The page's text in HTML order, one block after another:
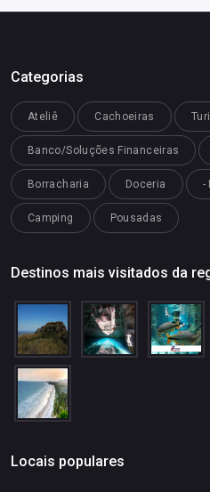
Categorias
Ateliê Cachoeiras
Banco/Soluções Financeiras
Borracharia Doceria -
Camping Pousadas
Destinos mais visitados da
Locais populares